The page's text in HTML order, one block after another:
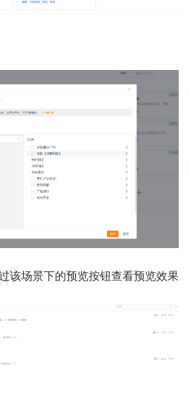
该场景下的预览按钮查看预览效果